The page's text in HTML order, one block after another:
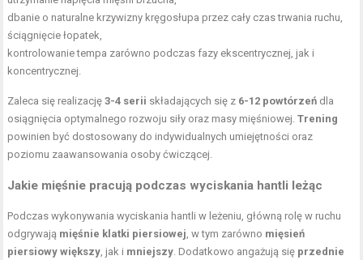
dbanie o naturalne krzywizny kręgosłupa przez cały czas trwania ruchu,
ściągnięcie łopatek,
kontrolowanie tempa zarówno podczas fazy ekscentrycznej, jak i
koncentrycznej.
Zaleca się realizację3-4 serii składających się z 6-12 powtórzeń dla
osiągnięcia optymalnego rozwoju siły oraz masy mięśniowej.Trening
powinien być dostosowany do indywidualnych umiejętności oraz
poziomu zaawansowania osoby ćwiczącej.
Jakie mięśnie pracują podczas wyciskania hantli leżąc
Podczas wykonywania wyciskania hantli w leżeniu, główną rolę w ruchu
odgrywają mięśnie klatki piersiowej , w tym zarówno mięsień
piersiowy większy , jak i mniejszy . Dodatkowo angażują się przednie